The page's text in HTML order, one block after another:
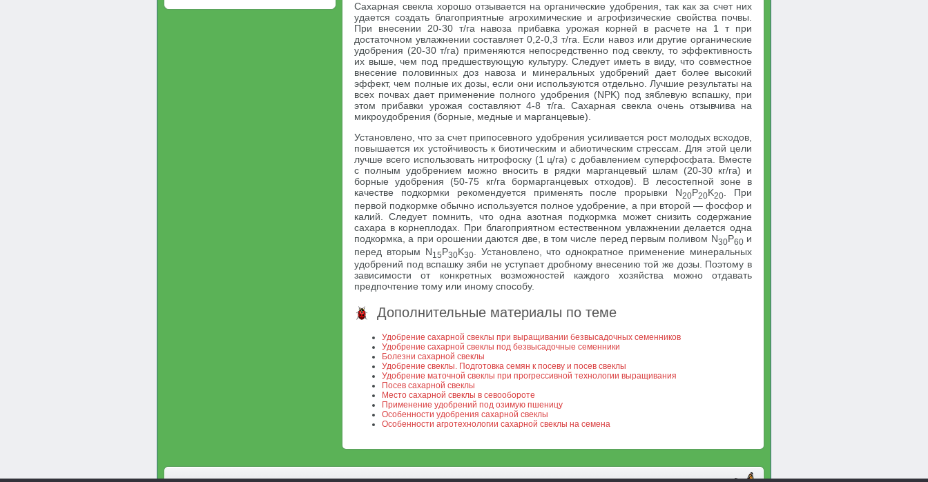
Сахарная свекла хорошо отзывается на органические удобрения, так как за счет них
удается создать благоприятные агрохимические и агрофизические свойства почвы.
При внесении 20-30 т/га навоза прибавка урожая корней в расчете на 1 т при
достаточном увлажнении составляет 0,2-0,3 т/га. Если навоз или другие органические
удобрения (20-30 т/га) применяются непосредственно под свеклу, то эффективность
их выше, чем под предшествующую культуру. Следует иметь в виду, что совместное
внесение половинных доз навоза и минеральных удобрений дает более высокий
эффект, чем полные их дозы, если они используются отдельно. Лучшие результаты на
всех почвах дает применение полного удобрения (NPK) под зяблевую вспашку, при
этом прибавки урожая составляют 4-8 т/га. Сахарная свекла очень отзывчива на
микроудобрения (борные, медные и марганцевые).
Установлено, что за счет припосевного удобрения усиливается рост молодых всходов,
повышается их устойчивость к биотическим и абиотическим стрессам. Для этой цели
лучше всего использовать нитрофоску (1 ц/га) с добавлением суперфосфата. Вместе
с полным удобрением можно вносить в рядки марганцевый шлам (20-30 кг/га) и
борные удобрения (50-75 кг/га бормарганцевых отходов). В лесостепной зоне в
качестве подкормки рекомендуется применять после прорывки N20P20K20
. При
первой подкормке обычно используется полное удобрение, а при второй — фосфор и
калий. Следует помнить, что одна азотная подкормка может снизить содержание
сахара в корнеплодах. При благоприятном естественном увлажнении делается одна
подкормка, а при орошении даются две, в том числе перед первым поливом N30P60и
перед вторым N15P30K30. Установлено, что однократное применение минеральных
удобрений под вспашку зяби не уступает дробному внесению той же дозы. Поэтому в
зависимости от конкретных возможностей каждого хозяйства можно отдавать
предпочтение тому или иному способу.
Дополнительные материалы по теме
Удобрение сахарной свеклы при выращивании безвысадочных семенников
Удобрение сахарной свеклы под безвысадочные семенники
Болезни сахарной свеклы
Удобрение свеклы. Подготовка семян к посеву и посев свеклы
Удобрение маточной свеклы при прогрессивной технологии выращивания
Посев сахарной свеклы
Место сахарной свеклы в севообороте
Применение удобрений под озимую пшеницу
Особенности удобрения сахарной свеклы
Особенности агротехнологии сахарной свеклы на семена